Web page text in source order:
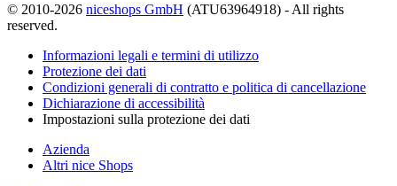
© 2010-2026 niceshops GmbH (ATU63964918) - All rights
reserved.
Informazioni legali e termini di utilizzo
Protezione dei dati
Condizioni generali di contratto e politica di cancellazione
Dichiarazione di accessibilità
Impostazioni sulla protezione dei dati
Azienda
Altri nice Shops